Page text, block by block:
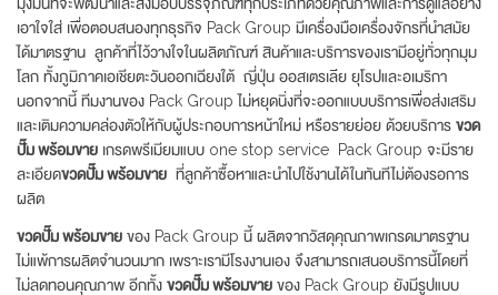
เอาใจใส่ เพื่อตอบสนองทุกธุรกิจ Pack Group มีเครื่องมือเครื่องจักรที่นำสมัย
ได้มาตรฐาน ลูกค้าที่ไว้วางใจในผลิตภัณฑ์ สินค้าและบริการของเรามีอยู่ทั่วทุกมุม
โลก ทั้งภูมิภาคเอเชียตะวันออกเฉียงใต้ ญี่ปุ่น ออสเตรเลีย ยุโรปและอเมริกา
นอกจากนี้ ทีมงานของ Pack Group ไม่หยุดนิ่งที่จะออกแบบบริการเพื่อส่งเสริม
และเติมความคล่องตัวให้กับผู้ประกอบการหน้าใหม่ หรือรายย่อย ด้วยบริการ ขวด
ปั๊ม พร้อมขาย เกรดพรีเมียมแบบ one stop service Pack Group จะมีราย
ละเอียดขวดปั๊ม พร้อมขาย ที่ลูกค้าซื้อหาและนำไปใช้งานได้ในทันทีไม่ต้องรอการ
ผลิต
ขวดปั๊ม พร้อมขาย ของ Pack Group นี้ ผลิตจากวัสดุคุณภาพเกรดมาตรฐาน
ไม่แพ้การผลิตจำนวนมาก เพราะเรามีโรงงานเอง จึงสามารถเสนอบริการนี้โดยที่
ไม่ลดทอนคุณภาพ อีกทั้ง ขวดปั๊ม พร้อมขาย ของ Pack Group ยังมีรูปแบบ